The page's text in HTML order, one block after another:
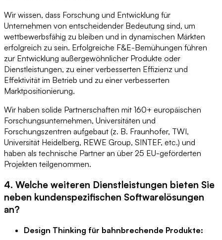
Wir wissen, dass Forschung und Entwicklung für
Unternehmen von entscheidender Bedeutung sind, um
wettbewerbsfähig zu bleiben und in dynamischen Märkten
erfolgreich zu sein. Erfolgreiche F&E-Bemühungen führen
zur Entwicklung außergewöhnlicher Produkte oder
Dienstleistungen, zu einer verbesserten Effizienz und
Effektivität im Betrieb und zu einer verbesserten
Marktpositionierung.
Wir haben solide Partnerschaften mit 160+ europäischen
Forschungsunternehmen, Universitäten und
Forschungszentren aufgebaut (z. B. Fraunhofer, TWI,
Universität Heidelberg, REWE Group, SINTEF, etc.) und
haben als technische Partner an über 25 EU-geförderten
Projekten teilgenommen.
4. Welche weiteren Dienstleistungen bieten Sie
neben kundenspezifischen Softwarelösungen
an?
Design Thinking für bahnbrechende Produkte: